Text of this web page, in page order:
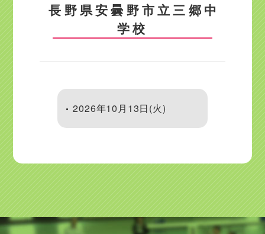
長野県安曇野市立三郷中
学校
2026年10月13日(火)